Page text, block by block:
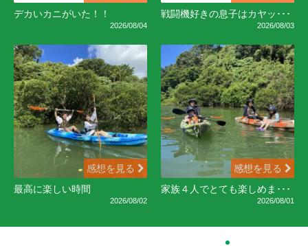
デカいカニがいた！！
2026/08/04
戦闘機好きの息子はカヤッ･･･
2026/08/03
感想を見る
最高に楽しい時間
2026/08/02
感想を見る
家族４人でとても楽しめま･･･
2026/08/01